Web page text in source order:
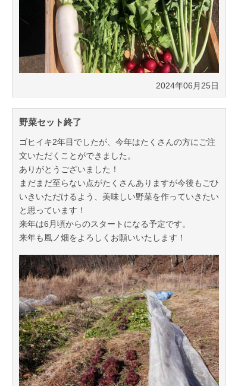
2024年06月25日
野菜セット終了
ゴヒイキ2年目でしたが、今年はたくさんの方にご注
文いただくことができました。
ありがとうございました！
まだまだ至らない点がたくさんありますが今後もごひ
いきいただけるよう、美味しい野菜を作っていきたい
と思っています！
来年は6月頃からのスタートになる予定です。
来年も風ノ畑をよろしくお願いいたします！